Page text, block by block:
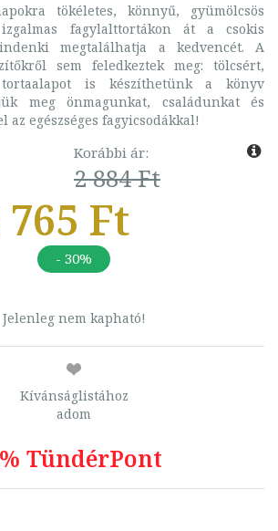
tökéletes, könnyű, gyümölcsös
fagylalttortákon át a csokis
megtalálhatja a kedvencét. A
sem feledkeztek meg: tölcsért,
is készíthetünk a könyv
meg önmagunkat, családunkat és
az egészséges fagyicsodákkal!
Korábbi ár:
2 884 Ft
765 Ft
- 30%
Jelenleg nem kapható!
Kívánságlistához
adom
TündérPont